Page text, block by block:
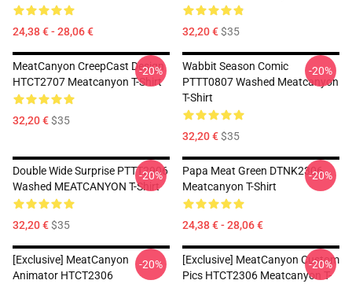
24,38 € - 28,06 € 32,20 €$35
MeatCanyon CreepCast Design
HTCT2707 Meatcanyon T-Shirt
32,20 €$35
-20%
Wabbit Season Comic
PTTT0807 Washed Meatcanyon
T-Shirt
32,20 €$35
-20%
Double Wide Surprise PTTT2906
Washed MEATCANYON T-Shirt
32,20 €$35
-20%
Papa Meat Green DTNK2306
Meatcanyon T-Shirt
24,38 € - 28,06 €
-20%
[Exclusive] MeatCanyon
Animator HTCT2306
-20%
[Exclusive] MeatCanyon Custom
Pics HTCT2306 Meatcanyon T-
-20%